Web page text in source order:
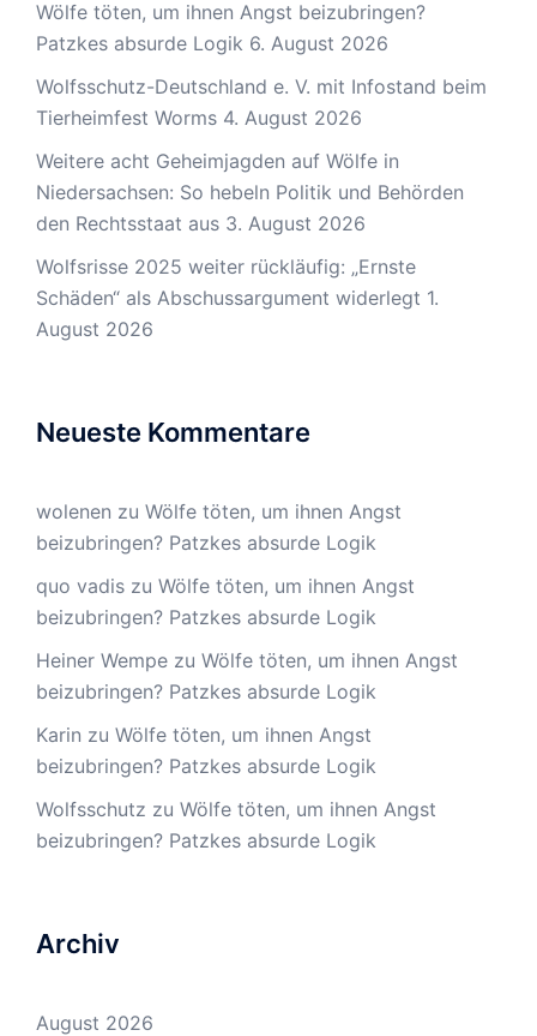
Wölfe töten, um ihnen Angst beizubringen?
Patzkes absurde Logik 6. August 2026
Wolfsschutz-Deutschland e. V. mit Infostand beim
Tierheimfest Worms 4. August 2026
Weitere acht Geheimjagden auf Wölfe in
Niedersachsen: So hebeln Politik und Behörden
den Rechtsstaat aus 3. August 2026
Wolfsrisse 2025 weiter rückläufig: „Ernste
Schäden“ als Abschussargument widerlegt 1.
August 2026
Neueste Kommentare
wolenen zu Wölfe töten, um ihnen Angst
beizubringen? Patzkes absurde Logik
quo vadis zu Wölfe töten, um ihnen Angst
beizubringen? Patzkes absurde Logik
Heiner Wempe zu Wölfe töten, um ihnen Angst
beizubringen? Patzkes absurde Logik
Karin zu Wölfe töten, um ihnen Angst
beizubringen? Patzkes absurde Logik
Wolfsschutz zu Wölfe töten, um ihnen Angst
beizubringen? Patzkes absurde Logik
Archiv
August 2026